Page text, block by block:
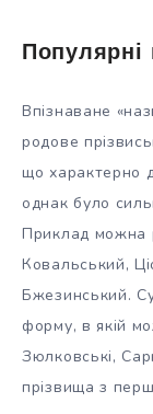
Популярні
Впізнаване
родове
що характерно
однак було
Приклад можна
Ковальський,
Бжезинський.
форму, в якій
Зюлковські,
прізвища з